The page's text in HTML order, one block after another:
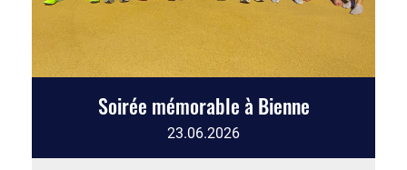
Soirée mémorable à Bienne
23.06.2026